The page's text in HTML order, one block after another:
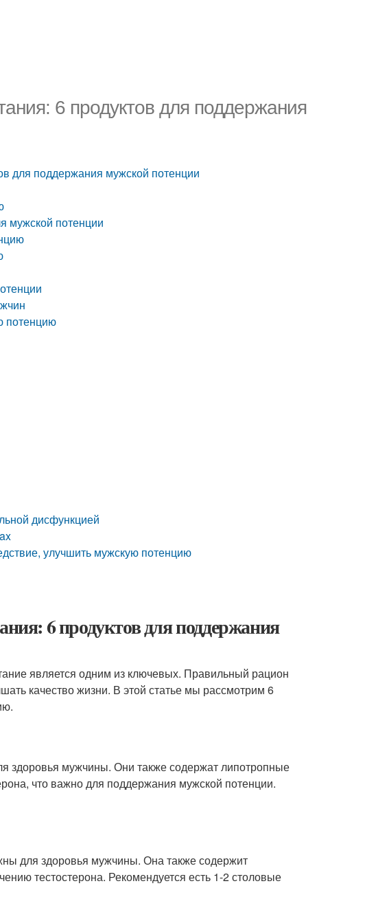
6 продуктов для поддержания
для поддержания мужской потенции
мужской потенции
потенцию
дисфункцией
улучшить мужскую потенцию
6 продуктов для поддержания
является одним из ключевых. Правильный рацион
качество жизни. В этой статье мы рассмотрим 6
здоровья мужчины. Они также содержат липотропные
что важно для поддержания мужской потенции.
для здоровья мужчины. Она также содержит
тестостерона. Рекомендуется есть 1-2 столовые